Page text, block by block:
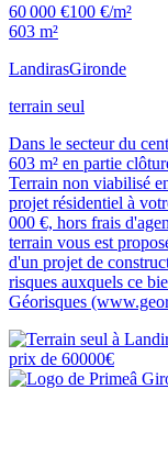
60 000 €100 €/m²
603 m²
LandirasGironde
terrain seul
Dans le secteur du
603 m² en partie
Terrain non viabilisé
projet résidentiel à
000 €, hors frais
terrain vous est
d'un projet de
risques auxquels ce
Géorisques